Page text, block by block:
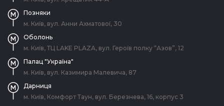
Позняки
м. Київ, вул. Анни Ахматової, 30
Оболонь
м. Київ, ТЦ LAKE PLAZA, вул. Героїв полку “Азов”, 12
Палац "Україна"
м. Київ, вул. Казимира Малевича, 87
Дарниця
м. Київ, Комфорт Таун, вул. Березнева, 16, корпус 3